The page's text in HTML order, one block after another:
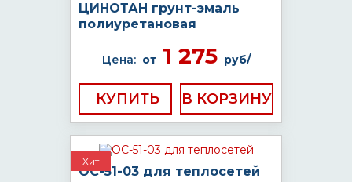
ЦИНОТАН грунт-эмаль
полиуретановая
Цена: от1 275 руб/
КУПИТЬ
Хит
ОС-51-03 для теплосетей